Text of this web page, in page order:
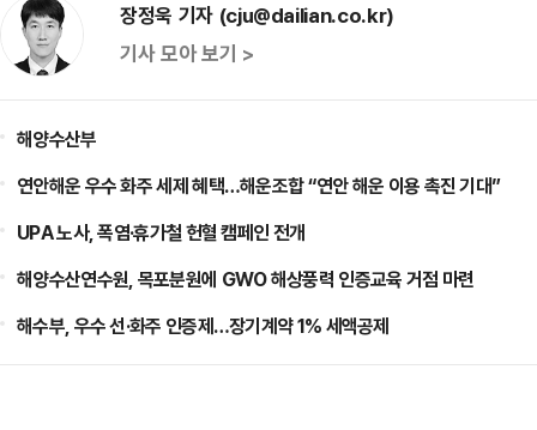
장정욱 기자 (cju@dailian.co.kr)
기사 모아 보기 >
해양수산부
연안해운 우수 화주 세제 혜택…해운조합 “연안 해운 이용 촉진 기대”
UPA 노사, 폭염·휴가철 헌혈 캠페인 전개
해양수산연수원, 목포분원에 GWO 해상풍력 인증교육 거점 마련
해수부, 우수 선·화주 인증제…장기계약 1% 세액공제